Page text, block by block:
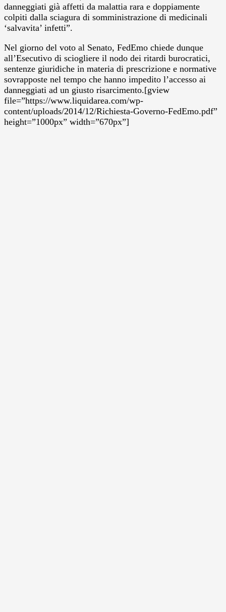
danneggiati già affetti da malattia rara e doppiamente
colpiti dalla sciagura di somministrazione di medicinali
‘salvavita’ infetti”.
Nel giorno del voto al Senato, FedEmo chiede dunque
all’Esecutivo di sciogliere il nodo dei ritardi burocratici,
sentenze giuridiche in materia di prescrizione e normative
sovrapposte nel tempo che hanno impedito l’accesso ai
danneggiati ad un giusto risarcimento.[gview
file=”https://www.liquidarea.com/wp-
content/uploads/2014/12/Richiesta-Governo-FedEmo.pdf”
height=”1000px” width=”670px”]